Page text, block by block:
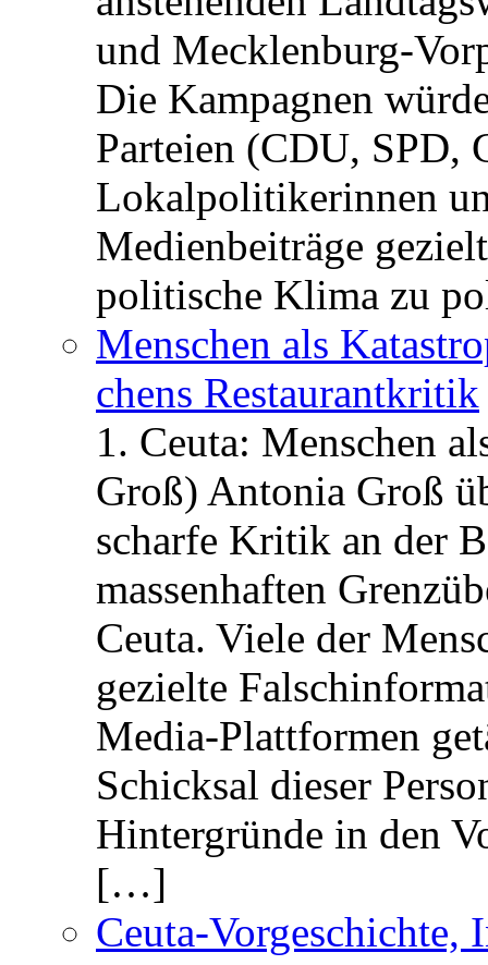
und Mecklenburg-
Die Kampagnen
Parteien (CDU, SPD,
Lokalpolitikerinnen
Medienbeiträge
politische Klima zu
Menschen als
chens Restau­rant­kritik
1. Ceuta: Menschen
Groß) Antonia Groß
scharfe Kritik an der
massenhaften
Ceuta. Viele der
gezielte
Media-Plattformen
Schicksal dieser
Hintergründe in den
[…]
Ceuta-Vorgeschichte,